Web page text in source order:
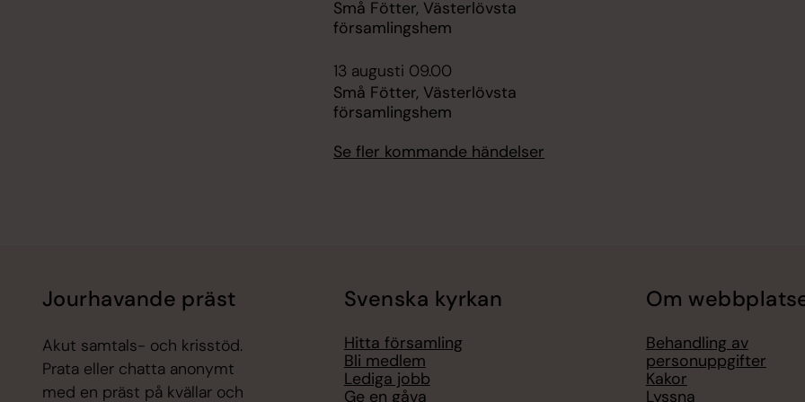
Små Fötter, Västerlövsta
församlingshem
13 augusti 09.00
Små Fötter, Västerlövsta
församlingshem
Se fler kommande händelser
Jourhavande präst
Akut samtals- och krisstöd.
Prata eller chatta anonymt
med en präst på kvällar och
Svenska kyrkan
Hitta församling
Bli medlem
Lediga jobb
Ge en gåva
Om
Behandling av
personuppgifter
Kakor
Lyssna